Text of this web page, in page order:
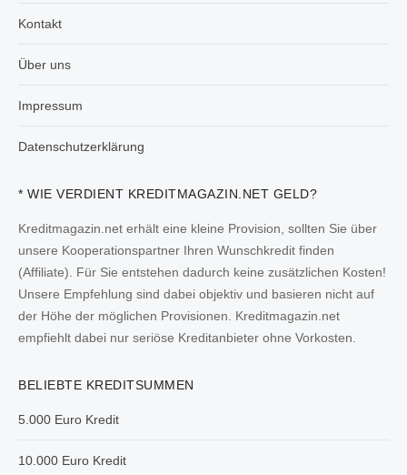
Kontakt
Über uns
Impressum
Datenschutzerklärung
* WIE VERDIENT KREDITMAGAZIN.NET GELD?
Kreditmagazin.net erhält eine kleine Provision, sollten Sie über
unsere Kooperationspartner Ihren Wunschkredit finden
(Affiliate). Für Sie entstehen dadurch keine zusätzlichen Kosten!
Unsere Empfehlung sind dabei objektiv und basieren nicht auf
der Höhe der möglichen Provisionen. Kreditmagazin.net
empfiehlt dabei nur seriöse Kreditanbieter ohne Vorkosten.
BELIEBTE KREDITSUMMEN
5.000 Euro Kredit
10.000 Euro Kredit